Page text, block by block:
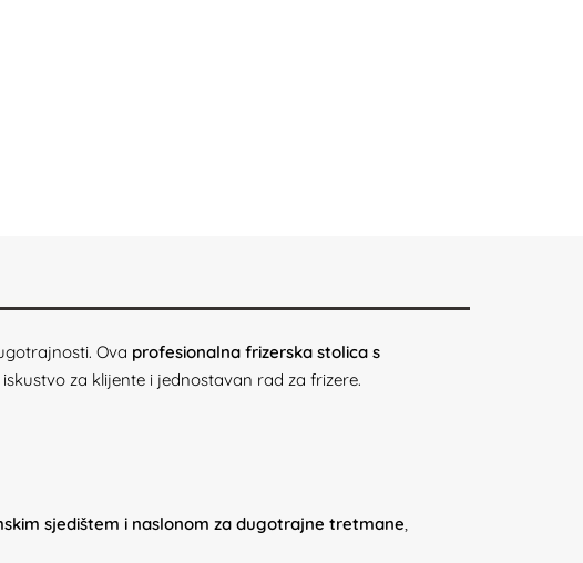
Ova profesionalna frizerska stolica s
za klijente i jednostavan rad za frizere.
sjedištem i naslonom za dugotrajne tretmane,